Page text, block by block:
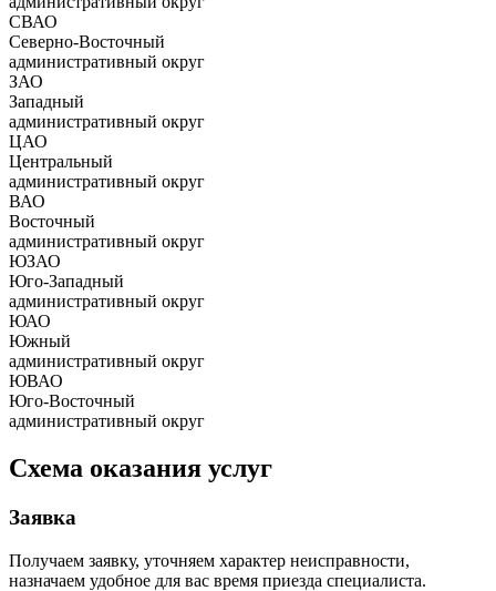
СВАО
Северно-Восточный
административный округ
ЗАО
Западный
административный округ
ЦАО
Центральный
административный округ
ВАО
Восточный
административный округ
ЮЗАО
Юго-Западный
административный округ
ЮАО
Южный
административный округ
ЮВАО
Юго-Восточный
административный округ
Схема оказания услуг
Заявка
Получаем заявку, уточняем характер неисправности,
назначаем удобное для вас время приезда специалиста.